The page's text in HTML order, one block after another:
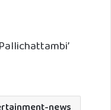
news